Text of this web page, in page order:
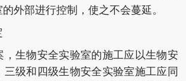
外部进行控制，使之不会蔓延。
，生物安全实验室的施工应以生物安
三级和四级生物安全实验室施工应同